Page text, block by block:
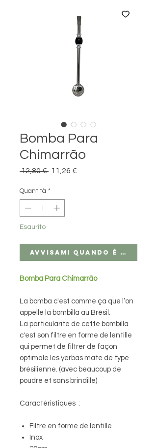
Bomba Para
Chimarrão
12,80 € Prezzo regolare
11,26 €
Quantità *
Esaurito
Avvisami quando è
Bomba Para Chimarrão
La bomba c'est comme ça que l’on
appelle la bombilla au Brésil.
La particularite de cette bombilla
c'est son filtre en forme de lentille
qui permet de filtrer de façon
optimale les yerbas mate de type
brésilienne. (avec beaucoup de
poudre et sans brindille)
Caractéristiques :
Filtre en forme de lentille
Inox